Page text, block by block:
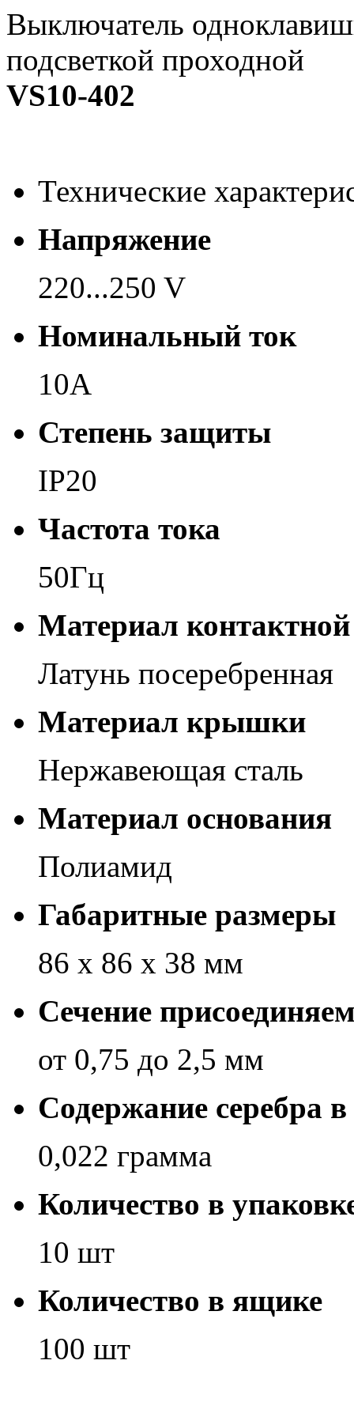
Выключатель
подсветкой проходной
VS10-402
Технические
Напряжение
220...250 V
Номинальный ток
10А
Степень защиты
IP20
Частота тока
50Гц
Материал
Латунь посеребренная
Материал крышки
Нержавеющая сталь
Материал основания
Полиамид
Габаритные размеры
86 х 86 х 38 мм
Сечение
от 0,75 до 2,5 мм
Содержание серебра в
0,022 грамма
Количество в
10 шт
Количество в ящике
100 шт